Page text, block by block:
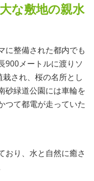
な敷地の親水
に整備された都内でも
900メートルに渡りソ
され、桜の名所とし
砂緑道公園には車輪を
つて都電が走っていた
おり、水と自然に癒さ